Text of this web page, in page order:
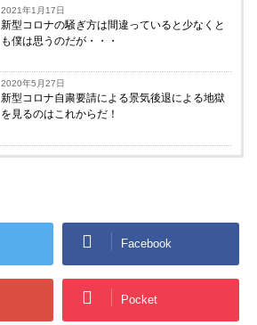
2021年1月17日
新型コロナの騒ぎ方は間違っていると少なくと
も僕は思うのだが・・・
2020年5月27日
新型コロナ自粛要請による景気後退による地獄
を見るのはこれからだ！
Facebook
Pocket